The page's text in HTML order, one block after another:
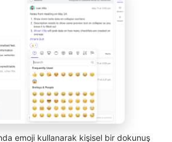
emoji kullanarak kişisel bir dokunuş